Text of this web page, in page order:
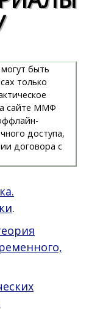
быть
только
сайте ММФ
доступа,
договора с
.